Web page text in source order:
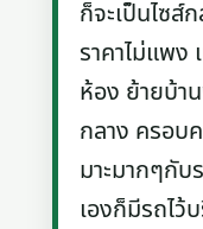
ก็จะเป็นไซส์
ราคาไม่แพง
ห้อง ย้ายบ้า
กลาง ครอบ
มาะมากๆกับ
เองก็มีรถไว้